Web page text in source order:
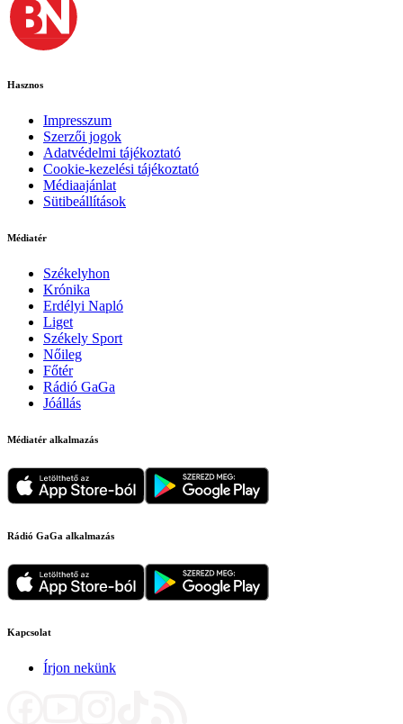
Hasznos
Impresszum
Szerzői jogok
Adatvédelmi tájékoztató
Cookie-kezelési tájékoztató
Médiaajánlat
Sütibeállítások
Médiatér
Székelyhon
Krónika
Erdélyi Napló
Liget
Székely Sport
Nőileg
Főtér
Rádió GaGa
Jóállás
Médiatér alkalmazás
Rádió GaGa alkalmazás
Kapcsolat
Írjon nekünk